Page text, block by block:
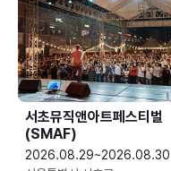
서초뮤직앤아트페스티벌
(SMAF)
2026.08.29~2026.08.30